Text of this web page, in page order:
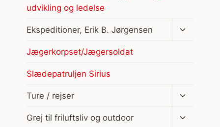
udvikling og ledelse
Ekspeditioner, Erik B. Jørgensen
Skift
Jægerkorpset/Jægersoldat
Slædepatruljen Sirius
Ture / rejser
Skift
Grej til friluftsliv og outdoor
Skift